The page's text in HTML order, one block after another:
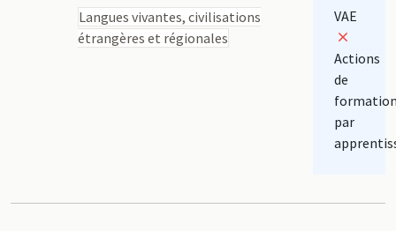
Langues vivantes, civilisations
étrangères et régionales
VAE
Actions
de
par